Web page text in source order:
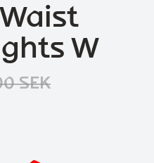
W
SEK